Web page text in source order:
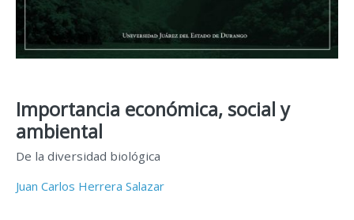
Importancia económica, social y
ambiental
De la diversidad biológica
Juan Carlos Herrera Salazar